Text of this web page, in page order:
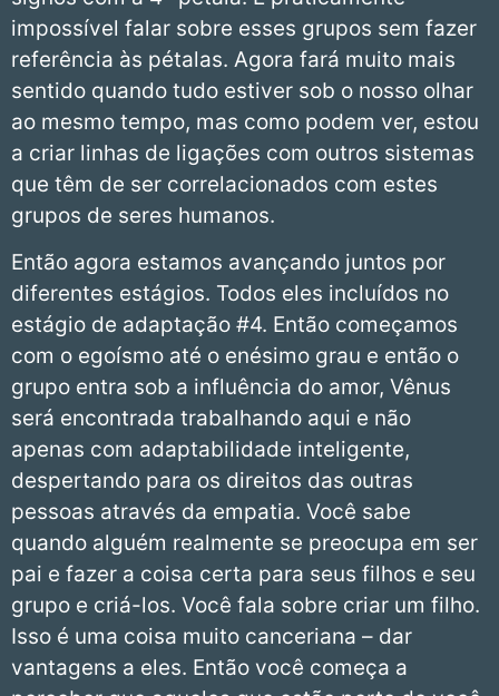
impossível falar sobre esses grupos sem fazer
referência às pétalas. Agora fará muito mais
sentido quando tudo estiver sob o nosso olhar
ao mesmo tempo, mas como podem ver, estou
a criar linhas de ligações com outros sistemas
que têm de ser correlacionados com estes
grupos de seres humanos.
Então agora estamos avançando juntos por
diferentes estágios. Todos eles incluídos no
estágio de adaptação #4. Então começamos
com o egoísmo até o enésimo grau e então o
grupo entra sob a influência do amor, Vênus
será encontrada trabalhando aqui e não
apenas com adaptabilidade inteligente,
despertando para os direitos das outras
pessoas através da empatia. Você sabe
quando alguém realmente se preocupa em ser
pai e fazer a coisa certa para seus filhos e seu
grupo e criá-los. Você fala sobre criar um filho.
Isso é uma coisa muito canceriana – dar
vantagens a eles. Então você começa a